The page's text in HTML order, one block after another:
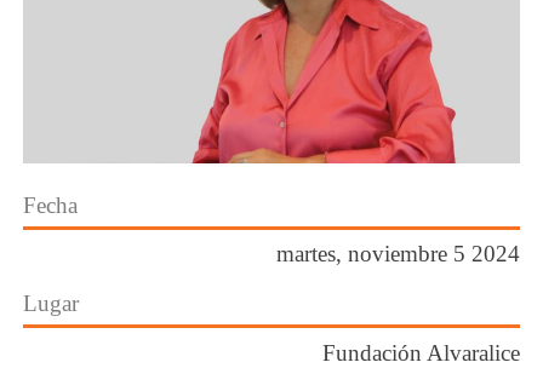
Fecha
martes, noviembre 5 2024
Lugar
Fundación Alvaralice